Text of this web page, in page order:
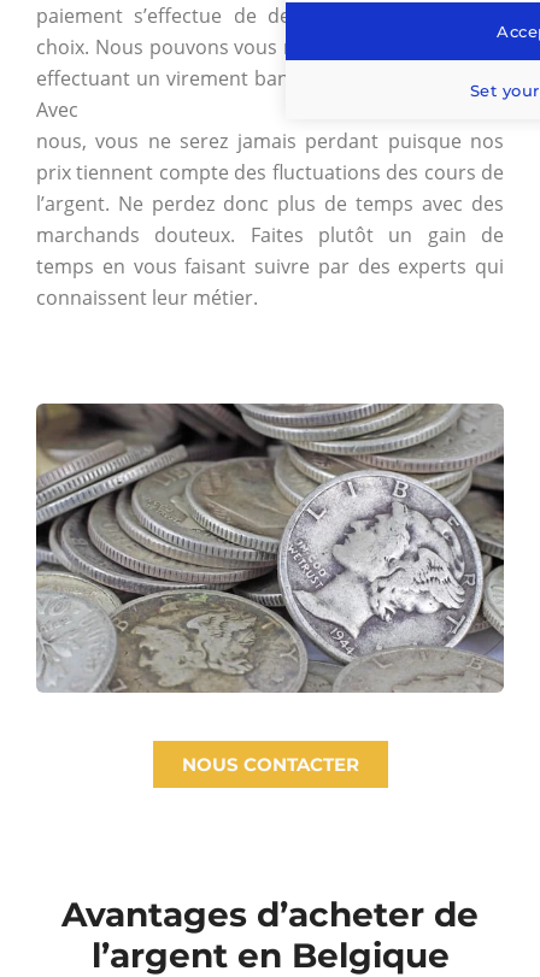
paiement s’effectue de deux façons selon votre
choix. Nous pouvons vous régler en espèces ou en
effectuant un virement bancaire sur votre compte.
Avec
nous, vous ne serez jamais perdant puisque nos
prix tiennent compte des fluctuations des cours de
l’argent. Ne perdez donc plus de temps avec des
marchands douteux. Faites plutôt un gain de
temps en vous faisant suivre par des experts qui
connaissent leur métier.
NOUS CONTACTER
Avantages d’acheter de
l’argent en Belgique
Set